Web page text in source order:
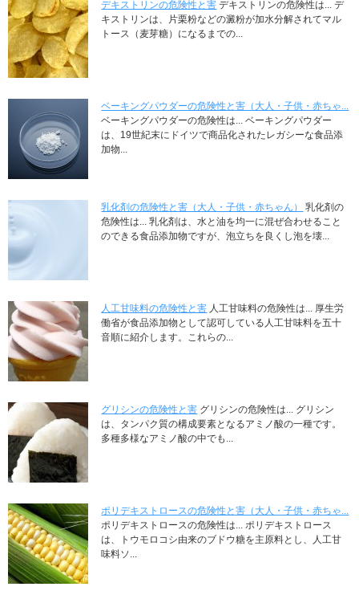
デキストリンの危険性と害 デキストリンの危険性は... デ
キストリンは、片栗粉などの澱粉が加水分解されてマル
トース（麦芽糖）になるまでの...
ベーキングパウダーの危険性と害（大人・子供・赤ちゃ...
ベーキングパウダーの危険性は... ベーキングパウダー
は、19世紀末にドイツで商品化されたレガシーな食品添
加物...
乳化剤の危険性と害（大人・子供・赤ちゃん）
乳化剤の
危険性は... 乳化剤は、水と油を均一に混ぜ合わせること
のできる食品添加物ですが、泡立ちを良くし泡を壊...
人工甘味料の危険性と害 人工甘味料の危険性は... 厚生労
働省が食品添加物として認可している人工甘味料を五十
音順に紹介します。これらの...
グリシンの危険性と害 グリシンの危険性は... グリシン
は、タンパク質の構成要素となるアミノ酸の一種です。
多種多様なアミノ酸の中でも...
ポリデキストロースの危険性と害（大人・子供・赤ちゃ...
ポリデキストロースの危険性は... ポリデキストロース
は、トウモロコシ由来のブドウ糖を主原料とし、人工甘
味料ソ...